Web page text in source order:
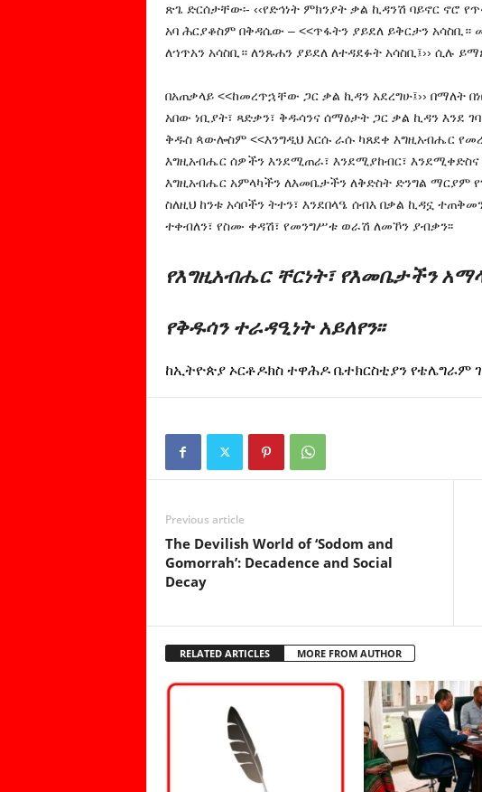
ጽጌ ድርሰታቸው፡- ‹‹የድኅነት ምክንያት ቃል ኪዳንሽ ባይኖር ኖሮ
አባ ሕርያቆስም በቅዳሴው – <<ጥፋትን ያይደለ ይቅርታን አሳስቢ።
ለኀጥአን አሳስቢ። ለንጹሐን ያይደለ ለተዳደፉት አሳስቢ፤›› ሲሉ
በአጠቃላይ <<ከመረጥኋቸው ጋር ቃል ኪዳን አደረግሁ፤››
አበው ነቢያት፣ ጻድቃን፣ ቅዱሳንና ሰማዕታት ጋር ቃል ኪዳን እንደ
ቅዱስ ጳውሎስም <<እንግዲህ እርሱ ራሱ ካጸደቀ እግዚአብሔር
እግዚአብሔር ሰዎችን እንደሚጠራ፣ እንደሚያከብር፣ እንደሚቀድስና
እግዚአብሔር አምላካችን ለእመቤታችን ለቅድስት ድንግል ማርያም
ስለዚህ ከንቱ አሳቦችን ትተን፣ እንደበላዔ ሰብእ በቃል ኪዳኗ
ተቀብለን፣ የስሙ ቀዳሽ፣ የመንግሥቱ ወራሽ ለመኾን ያብቃን፡፡
የእግዚአብሔር ቸርነት፣ የእመቤታችን
የቅዱሳን ተራዳዒነት አይለየን፡፡
ከኢትዮጵያ ኦርቶዶክስ ተዋሕዶ ቤተክርስቲያን የቴሌግራም
Previous article
The Devilish World of ‘Sodom and
Gomorrah’: Decadence and Social
Decay
RELATED ARTICLES MORE FROM AUTHOR